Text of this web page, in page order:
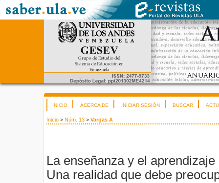
INICIO ACERCA DE INICIAR SESIÓN BUSCAR
Inicio > Núm. 13 > Vargas A
La enseñanza y el
Una realidad que debe